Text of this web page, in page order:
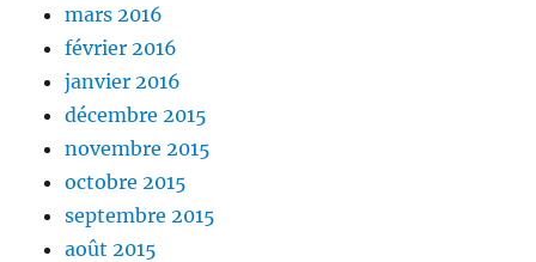
mars 2016
février 2016
janvier 2016
décembre 2015
novembre 2015
octobre 2015
septembre 2015
août 2015